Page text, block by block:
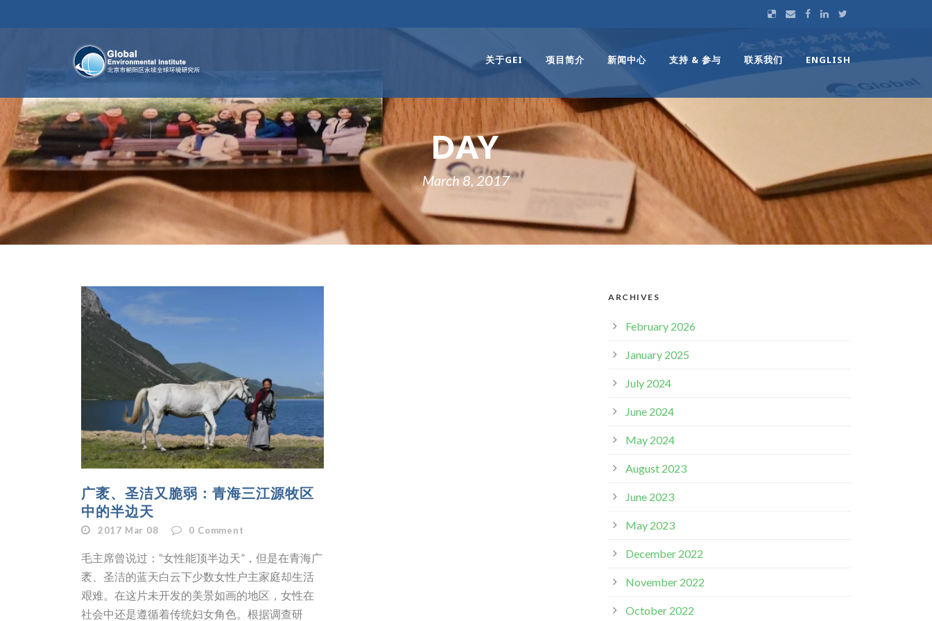
关于GEI 项目简介 新闻中心 支持 & 参与 联系我们 ENGLISH
DAY
March 8, 2017
广袤、圣洁又脆弱：青海三江源牧区
中的半边天
2017 Mar 08 0 Comment
毛主席曾说过：“女性能顶半边天”，但是在青海广
袤、圣洁的蓝天白云下少数女性户主家庭却生活
艰难。在这片未开发的美景如画的地区，女性在
社会中还是遵循着传统妇女角色。根据调查研
ARCHIVES
February 2026
January 2025
July 2024
June 2024
May 2024
August 2023
June 2023
May 2023
December 2022
November 2022
October 2022